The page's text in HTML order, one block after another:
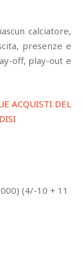
calciatore,
presenze e
off, play-out e
ACQUISTI DEL
(4/-10 + 11